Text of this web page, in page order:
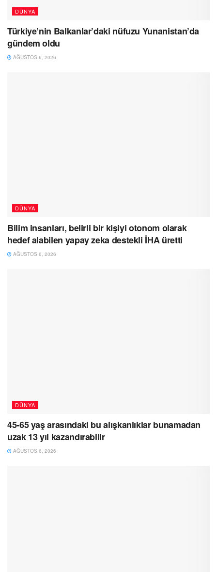
DÜNYA
Türkiye’nin Balkanlar’daki nüfuzu Yunanistan’da
gündem oldu
AĞUSTOS 6, 2026
DÜNYA
Bilim insanları, belirli bir kişiyi otonom olarak
hedef alabilen yapay zeka destekli İHA üretti
AĞUSTOS 6, 2026
DÜNYA
45-65 yaş arasındaki bu alışkanlıklar bunamadan
uzak 13 yıl kazandırabilir
AĞUSTOS 6, 2026